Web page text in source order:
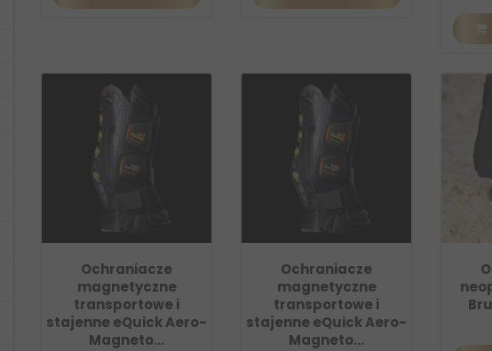
Ochraniacze
magnetyczne
transportowe i
stajenne eQuick Aero-
Magneto...
Ochraniacze
magnetyczne
transportowe i
stajenne eQuick Aero-
Magneto...